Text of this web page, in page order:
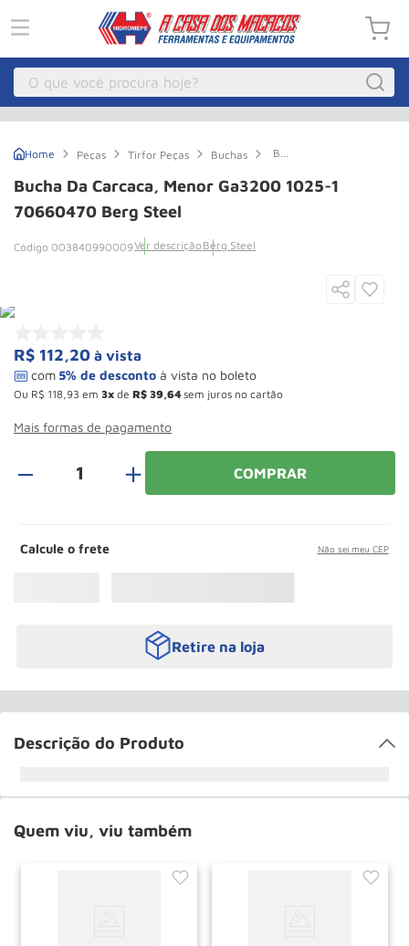
O que você procura hoje?
Peças Tirfor Peças Buchas
Bucha
Carcaca,
Menor
Bucha Da Carcaca, Menor Ga3200 1025-1
70660470 Berg Steel
003840990009Ver descrição Berg Steel
R$ 112,20 à vista
Ou R$ 118 93 em 3 de R$ 39 64 sem juros no cartão
Mais formas de pagamento
＋ COMPRAR
Calcule o frete Não sei meu CEP
Retire na loja
Descrição do Produto
Quem viu, viu também
Guincho Eletrico
3 º Macaco Hidraulico
8 Rodizio
9º Talha
10 º